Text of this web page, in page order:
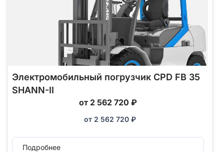
Электромобильный погрузчик CPD FB 35
SHANN-II
от 2 562 720 ₽
от 2 562 720 ₽
Подробнее